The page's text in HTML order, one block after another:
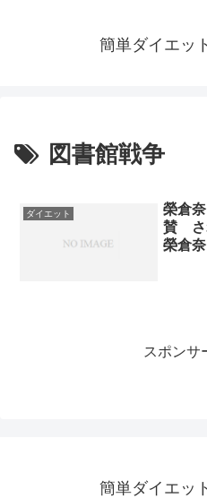
簡単ダイエッ
図書館戦争
ダイエット
榮倉
賛 さ
榮倉
スポンサ
簡単ダイエッ